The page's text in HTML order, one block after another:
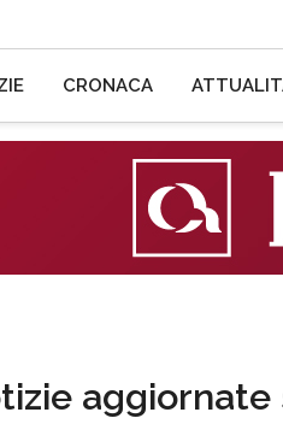
CRONACA
aggiornate